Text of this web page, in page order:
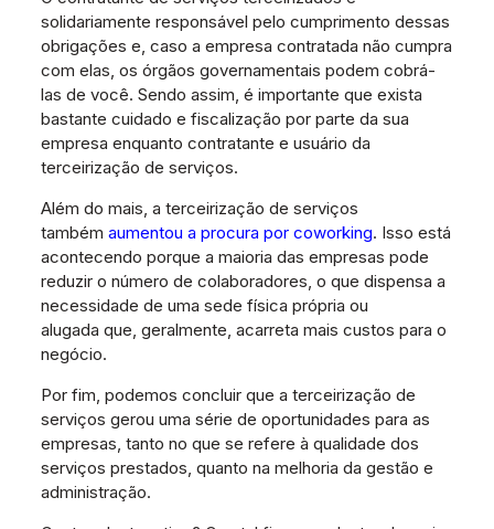
solidariamente responsável pelo cumprimento dessas
obrigações e, caso a empresa contratada não cumpra
com elas, os órgãos governamentais podem cobrá-
las de você. Sendo assim, é importante que exista
bastante cuidado e fiscalização por parte da sua
empresa enquanto contratante e usuário da
terceirização de serviços.
Além do mais, a terceirização de serviços
também aumentou a procura por coworking. Isso está
acontecendo porque a maioria das empresas pode
reduzir o número de colaboradores, o que dispensa a
necessidade de uma sede física própria ou
alugada que, geralmente, acarreta mais custos para o
negócio.
Por fim, podemos concluir que a terceirização de
serviços gerou uma série de oportunidades para as
empresas, tanto no que se refere à qualidade dos
serviços prestados, quanto na melhoria da gestão e
administração.